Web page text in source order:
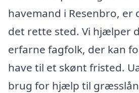
havemand i Resenbro, er
det rette sted. Vi hjælper
erfarne fagfolk, der kan
have til et skønt fristed.
brug for hjælp til